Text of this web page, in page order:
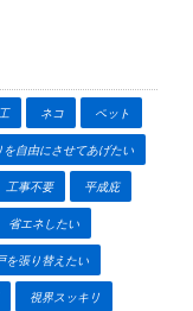
ネコ ペット
を自由にさせてあげたい
工事不要 平成庇
省エネしたい
を張り替えたい
視界スッキリ